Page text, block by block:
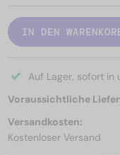
IN DEN
Auf Lager, sofort in
Voraussichtliche
Versandkosten:
Kostenloser Versand